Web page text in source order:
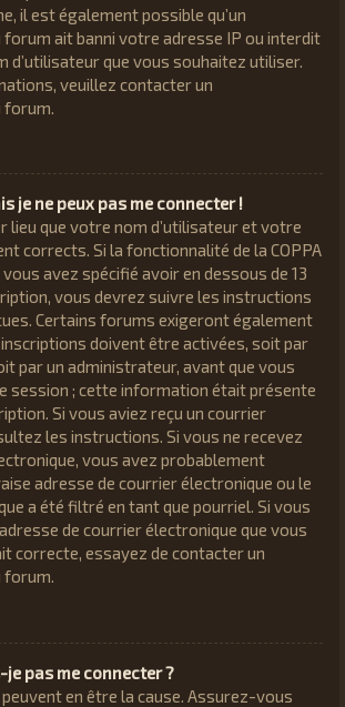
il est également possible qu’un
ait banni votre adresse IP ou interdit
d’utilisateur que vous souhaitez utiliser.
veuillez contacter un
je ne peux pas me connecter !
lieu que votre nom d’utilisateur et votre
corrects. Si la fonctionnalité de la COPPA
avez spécifié avoir en dessous de 13
vous devrez suivre les instructions
Certains forums exigeront également
doivent être activées, soit par
par un administrateur, avant que vous
session ; cette information était présente
Si vous aviez reçu un courrier
les instructions. Si vous ne recevez
vous avez probablement
adresse de courrier électronique ou le
a été filtré en tant que pourriel. Si vous
de courrier électronique que vous
correcte, essayez de contacter un
forum.
pas me connecter ?
en être la cause. Assurez-vous